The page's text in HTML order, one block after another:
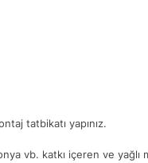
tatbikatı yapınız.
vb. katkı içeren ve yağlı